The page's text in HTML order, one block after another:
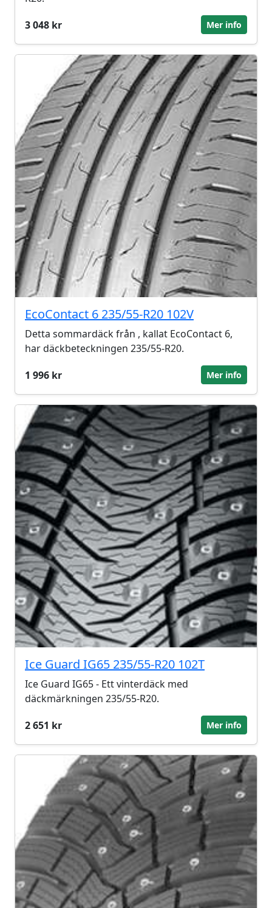
3 048 kr
Mer info
EcoContact 6 235/55-R20 102V
Detta sommardäck från , kallat EcoContact 6,
har däckbeteckningen 235/55-R20.
1 996 kr
Mer info
Ice Guard IG65 235/55-R20 102T
Ice Guard IG65 - Ett vinterdäck med
däckmärkningen 235/55-R20.
2 651 kr
Mer info